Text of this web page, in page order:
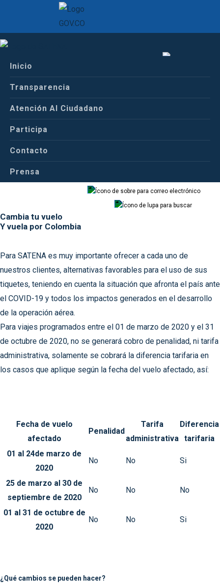
Inicio
Transparencia
Atención Al Ciudadano
Participa
Contacto
Prensa
en los tiquetes.
Indicaciones para
cambios en los
tiquetes.
Cambia tu vuelo
Y vuela por Colombia
Para SATENA es muy importante ofrecer a cada uno de
nuestros clientes, alternativas favorables para el uso de sus
tiquetes, teniendo en cuenta la situación que afronta el país ante
el COVID-19 y todos los impactos generados en el desarrollo
de la operación aérea.
Para viajes programados entre el 01 de marzo de 2020 y el 31
de octubre de 2020, no se generará cobro de penalidad, ni tarifa
administrativa, solamente se cobrará la diferencia tarifaria en
los casos que aplique según la fecha del vuelo afectado, así:
Fecha de vuelo
afectado
Penalidad
Tarifa
administrativa
Diferencia
tarifaria
01 al 24de marzo de
2020
No No Si
25 de marzo al 30 de
septiembre de 2020
No No No
01 al 31 de octubre de
2020
No No Si
¿Qué cambios se pueden hacer?